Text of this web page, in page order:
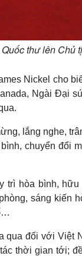
thư lên Chủ
Nickel cho
Ngài Đại
lắng nghe,
chuyển đổi
trì hòa bình,
sáng kiến
đối với Việt
thời gian tới;